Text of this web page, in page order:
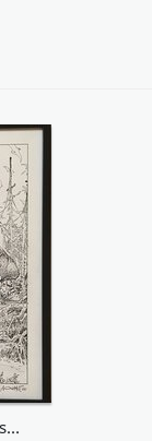
Illustration - La quête de l'oiseau du temps